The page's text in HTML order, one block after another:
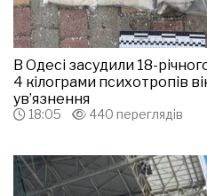
В Одесі засудили 18-
4 кілограми психотропів
ув’язнення
18:05 440 переглядів